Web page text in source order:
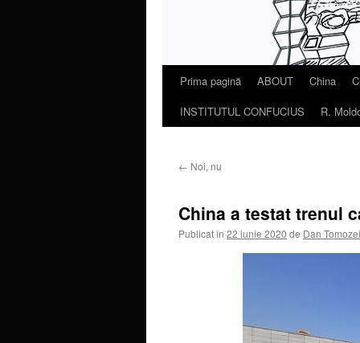
SariPrima pagină ABOUT China
INSTITUTUL CONFUCIUS
R.
← Noi, nu
China a testat trenul
Publicat în 22 iunie 2020 de Dan Tomozei